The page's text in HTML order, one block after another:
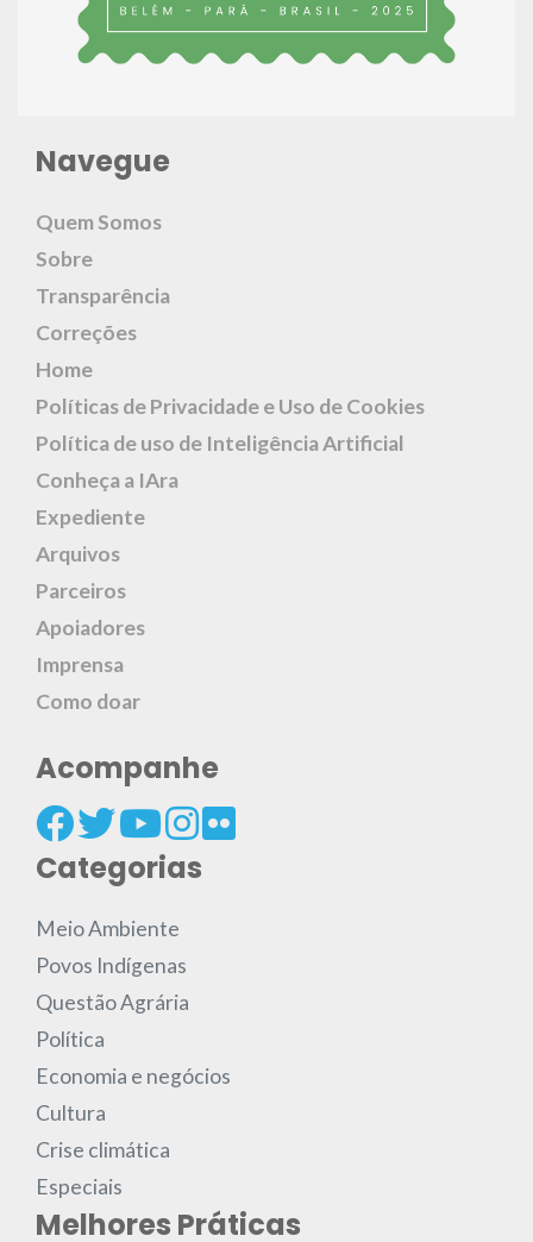
Navegue
Quem Somos
Sobre
Transparência
Correções
Home
Políticas de Privacidade e Uso de Cookies
Política de uso de Inteligência Artificial
Conheça a IAra
Expediente
Arquivos
Parceiros
Apoiadores
Imprensa
Como doar
Acompanhe
Categorias
Meio Ambiente
Povos Indígenas
Questão Agrária
Política
Economia e negócios
Cultura
Crise climática
Especiais
Melhores Práticas